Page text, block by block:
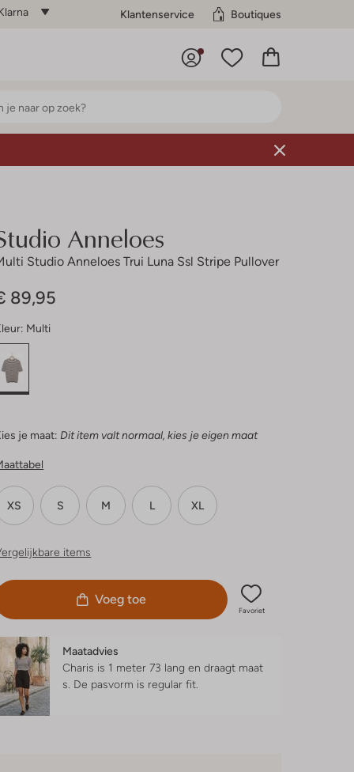
Klantenservice Boutiques
Anneloes
Studio Anneloes Trui Luna Ssl Stripe Pullover
89,95
Multi
je maat: Dit item valt normaal, kies je eigen maat
XS S M L XL
items
Voeg toe
Favoriet
Maatadvies
Charis is 1 meter 73 lang en draagt maat
s. De pasvorm is regular fit